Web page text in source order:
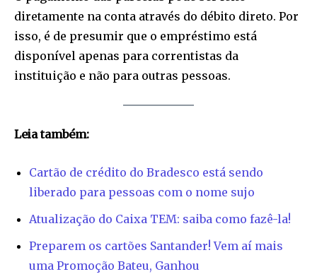
diretamente na conta através do débito direto. Por
isso, é de presumir que o empréstimo está
disponível apenas para correntistas da
instituição e não para outras pessoas.
Leia também:
Cartão de crédito do Bradesco está sendo
liberado para pessoas com o nome sujo
Atualização do Caixa TEM: saiba como fazê-la!
Preparem os cartões Santander! Vem aí mais
uma Promoção Bateu, Ganhou